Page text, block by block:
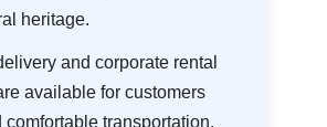
heritage.
and corporate rental
available for customers
comfortable transportation.